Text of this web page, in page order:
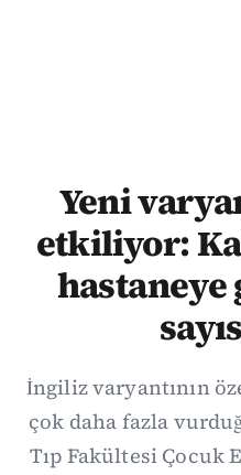
Yeni
etkiliyor:
hastaneye
İngiliz varyantının
çok daha fazla
Tıp Fakültesi Çocuk